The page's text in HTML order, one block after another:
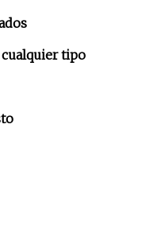
tipo